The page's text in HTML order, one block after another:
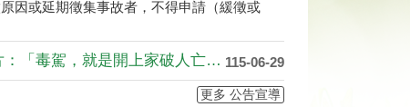
115-06-29
有關內政部警政署製作之反毒宣導影片：「毒駕，就是開上家破人亡的單行道，遠離毒品，拒絕毒駕！」，相關連結如下：https://youtu.be/EsUxHMwFQZQ? si=vcbLwAAqrxFeypgP
更多 公告宣導